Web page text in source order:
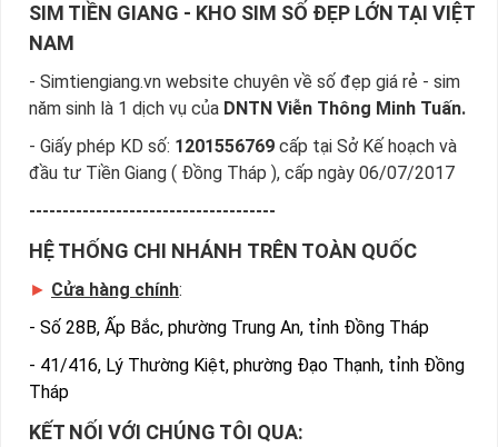
SIM TIỀN GIANG - KHO SIM SỐ ĐẸP LỚN TẠI VIỆT
NAM
- Simtiengiang.vn website chuyên về số đẹp giá rẻ - sim
năm sinh là 1 dịch vụ của DNTN Viễn Thông Minh Tuấn.
- Giấy phép KD số: 1201556769 cấp tại Sở Kế hoạch và
đầu tư Tiền Giang ( Đồng Tháp ), cấp ngày 06/07/2017
-------------------------------------
HỆ THỐNG CHI NHÁNH TRÊN TOÀN QUỐC
► Cửa hàng chính:
- Số 28B, Ấp Bắc, phường Trung An, tỉnh Đồng Tháp
- 41/416, Lý Thường Kiệt, phường Đạo Thạnh, tỉnh Đồng
Tháp
KẾT NỐI VỚI CHÚNG TÔI QUA: